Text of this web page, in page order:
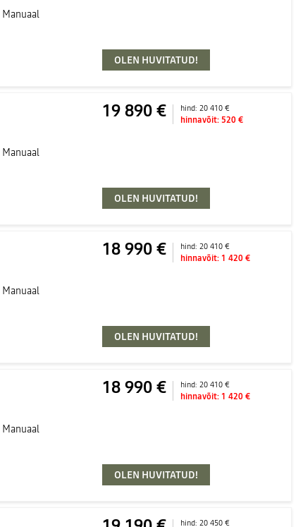
Manuaal
OLEN HUVITATUD!
19 890 € hind: 20 410 €
hinnavõit:520 €
Manuaal
OLEN HUVITATUD!
18 990 € hind: 20 410 €
hinnavõit: 1 420 €
Manuaal
OLEN HUVITATUD!
18 990 € hind: 20 410 €
hinnavõit: 1 420 €
Manuaal
OLEN HUVITATUD!
hind: 20 450 €